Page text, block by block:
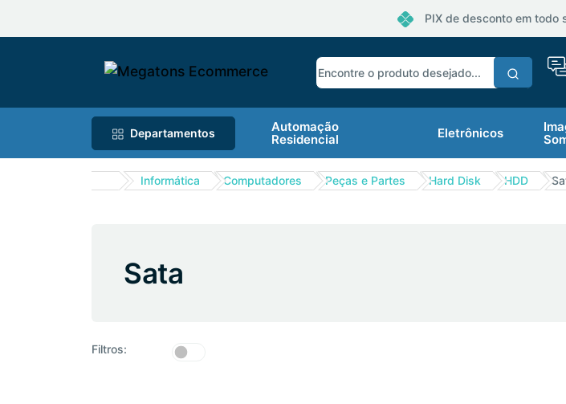
PIX de desconto em todo
Departamentos
Automação
Residencial
Eletrônicos
Informática Computadores Peças e Partes Hard Disk HDD
Sata
Filtros: